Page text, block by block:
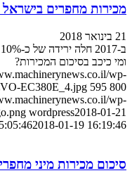
מכירות מחפרים בישראל –
21 בינואר 2018
ומי כיכב בסיכום המכירות?
wp-
EC380E_4.jpg 595 800
wp-
wordpress2018-01-21
2018-01-19 16:19:46
סיכום מכירות מיני מחפרים